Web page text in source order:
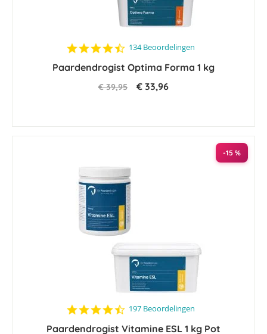
4.5
rating
134 Beoordelingen
Paardendrogist Optima Forma 1 kg
€ 39,95 € 33,96
-15 %
4.4
rating
197 Beoordelingen
Paardendrogist Vitamine ESL 1 kg Pot